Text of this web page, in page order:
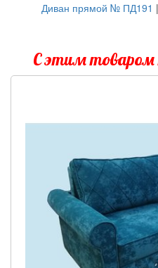
Диван прямой № ПД191 |
С этим